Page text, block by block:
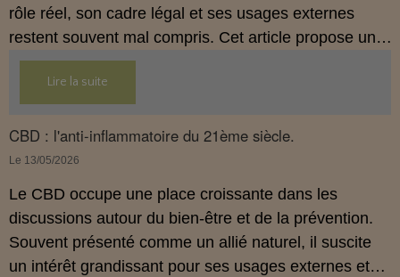
rôle réel, son cadre légal et ses usages externes
restent souvent mal compris. Cet article propose une
mise au point claire, moderne et conforme à la
réglementation française de 2026, afin de mieux
comprendre comment le CBD s’intègre dans une
approche globale de prévention.
Lire la suite
CBD : l'anti-inflammatoire du 21ème siècle.
Le 13/05/2026
Le CBD occupe une place croissante dans les
discussions autour du bien‑être et de la prévention.
Souvent présenté comme un allié naturel, il suscite
un intérêt grandissant pour ses usages externes et